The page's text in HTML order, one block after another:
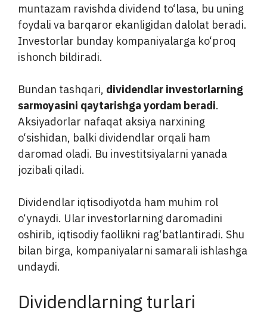
muntazam ravishda dividend to‘lasa, bu uning
foydali va barqaror ekanligidan dalolat beradi.
Investorlar bunday kompaniyalarga ko‘proq
ishonch bildiradi.
Bundan tashqari, dividendlar investorlarning
sarmoyasini qaytarishga yordam beradi.
Aksiyadorlar nafaqat aksiya narxining
o‘sishidan, balki dividendlar orqali ham
daromad oladi. Bu investitsiyalarni yanada
jozibali qiladi.
Dividendlar iqtisodiyotda ham muhim rol
o‘ynaydi. Ular investorlarning daromadini
oshirib, iqtisodiy faollikni rag‘batlantiradi. Shu
bilan birga, kompaniyalarni samarali ishlashga
undaydi.
Dividendlarning turlari